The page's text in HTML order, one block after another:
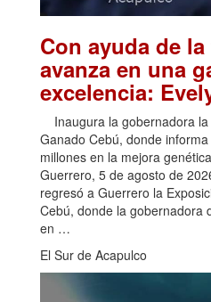
Con ayuda de
avanza en una
excelencia:
Inaugura la gobernadora la
Ganado Cebú, donde
millones en la mejora
Guerrero, 5 de agosto de
regresó a Guerrero la
Cebú, donde la gobernadora
en …
El Sur de Acapulco